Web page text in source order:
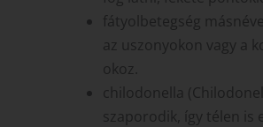
fátyolbetegség
az uszonyokon vagy a
okoz.
chilodonella
szaporodik, így télen is